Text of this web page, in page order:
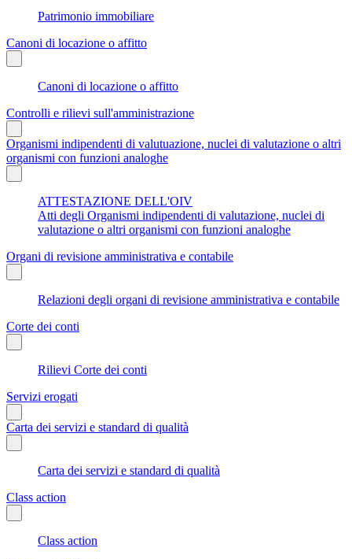
Patrimonio immobiliare
Canoni di locazione o affitto
Canoni di locazione o affitto
Controlli e rilievi sull'amministrazione
Organismi indipendenti di valutuazione, nuclei di valutazione o altri
organismi con funzioni analoghe
ATTESTAZIONE DELL'OIV
Atti degli Organismi indipendenti di valutazione, nuclei di
valutazione o altri organismi con funzioni analoghe
Organi di revisione amministrativa e contabile
Relazioni degli organi di revisione amministrativa e contabile
Corte dei conti
Rilievi Corte dei conti
Servizi erogati
Carta dei servizi e standard di qualità
Carta dei servizi e standard di qualità
Class action
Class action